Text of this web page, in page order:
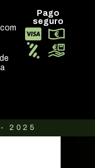
Pago
seguro
2025